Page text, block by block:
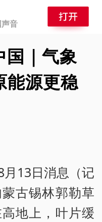
音
国｜气象
能源更稳
13日消息（记
古锡林郭勒草
地上，叶片缓